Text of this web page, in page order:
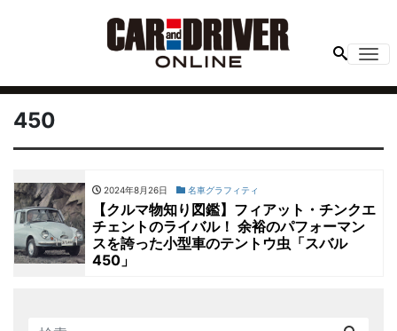
450
2024年8月26日 名車グラフィティ
【クルマ物知り図鑑】フィアット・チンクエ
チェントのライバル！ 余裕のパフォーマン
スを誇った小型車のテントウ虫「スバル
450」